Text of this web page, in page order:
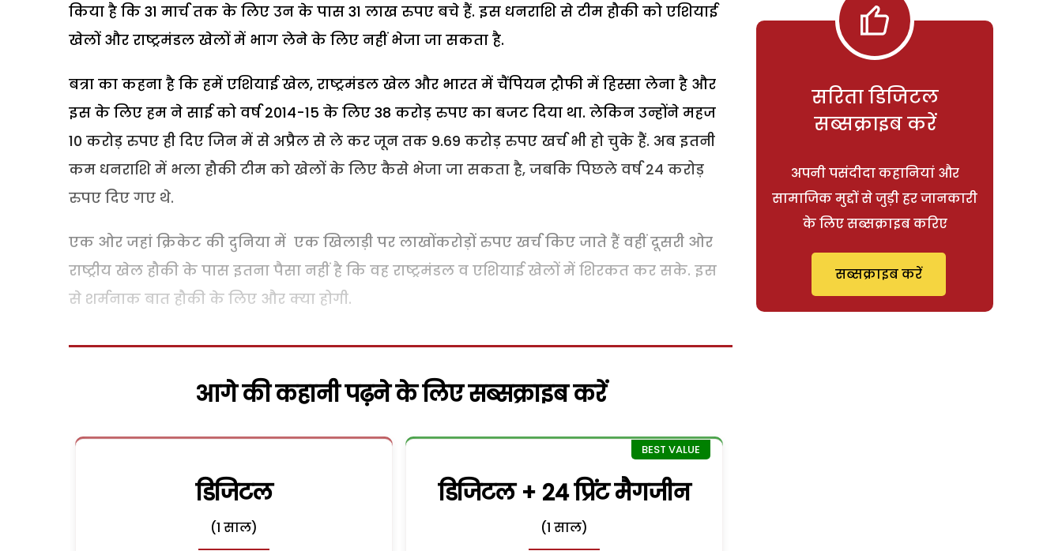
किया है कि 31 मार्च तक के लिए उन के पास 31 लाख रुपए बचे हैं. इस धनराशि से टीम हौकी को एशियाई
खेलों और राष्ट्रमंडल खेलों में भाग लेने के लिए नहीं भेजा जा सकता है.
बत्रा का कहना है कि हमें एशियाई खेल, राष्ट्रमंडल खेल और भारत में चैंपियन ट्रौफी में हिस्सा लेना है और
इस के लिए हम ने साई को वर्ष 2014-15 के लिए 38 करोड़ रुपए का बजट दिया था. लेकिन उन्होंने महज
10 करोड़ रुपए ही दिए जिन में से अप्रैल से ले कर जून तक 9.69 करोड़ रुपए खर्च भी हो चुके हैं. अब इतनी
कम धनराशि में भला हौकी टीम को खेलों के लिए कैसे भेजा जा सकता है, जबकि पिछले वर्ष 24 करोड़
रुपए दिए गए थे.
एक ओर जहां क्रिकेट की दुनिया में एक खिलाड़ी पर लाखोंकरोड़ों रुपए खर्च किए जाते हैं वहीं दूसरी ओर
राष्ट्रीय खेल हौकी के पास इतना पैसा नहीं है कि वह राष्ट्रमंडल व एशियाई खेलों में शिरकत कर सके. इस
से शर्मनाक बात हौकी के लिए और क्या होगी.
आगे की कहानी पढ़ने के लिए सब्सक्राइब करें
डिजिटल
(1 साल)
डिजिटल + 24 प्रिंट मैगजीन
(1 साल)
सरिता डिजिटल
सब्सक्राइब करें
अपनी पसंदीदा कहानियां और
सामाजिक मुद्दों से जुड़ी हर जानकारी
के लिए सब्सक्राइब करिए
सब्सक्राइब करें